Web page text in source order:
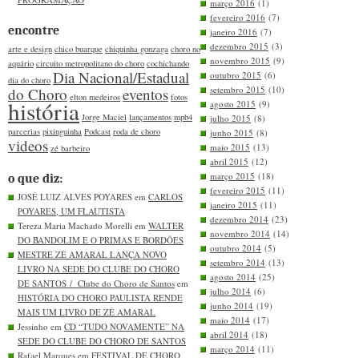
encontre
arte e design chico buarque chiquinha gonzaga choro no
aquário circuito metropolitano do choro cochichando
dia do choro Dia Nacional/Estadual
do Choro elton medeiros eventos fotos
história Jorge Maciel lançamentos mpb4
parcerias pixinguinha Podcast roda de choro
videos zé barbeiro
o que diz:
JOSÉ LUIZ ALVES POYARES em CARLOS
POYARES, UM FLAUTISTA
Tereza Maria Machado Morelli em WALTER
DO BANDOLIM E O PRIMAS E BORDÕES
MESTRE ZÉ AMARAL LANÇA NOVO
LIVRO NA SEDE DO CLUBE DO CHORO
DE SANTOS / Clube do Choro de Santos em
HISTÓRIA DO CHORO PAULISTA RENDE
MAIS UM LIVRO DE ZÉ AMARAL
Jessinho em CD “TUDO NOVAMENTE” NA
SEDE DO CLUBE DO CHORO DE SANTOS
Rafael Marques em FESTIVAL DE CHORO
março 2016 (1)
fevereiro 2016 (7)
janeiro 2016 (7)
dezembro 2015 (3)
novembro 2015 (9)
outubro 2015 (6)
setembro 2015 (10)
agosto 2015 (9)
julho 2015 (8)
junho 2015 (8)
maio 2015 (13)
abril 2015 (12)
março 2015 (18)
fevereiro 2015 (11)
janeiro 2015 (11)
dezembro 2014 (23)
novembro 2014 (14)
outubro 2014 (5)
setembro 2014 (13)
agosto 2014 (25)
julho 2014 (6)
junho 2014 (19)
maio 2014 (17)
abril 2014 (18)
março 2014 (11)